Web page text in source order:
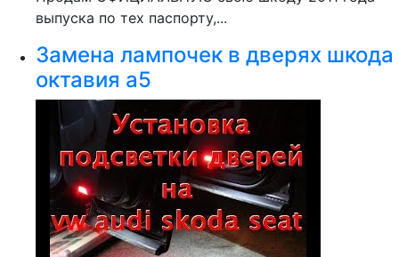
выпуска по тех паспорту,...
Замена лампочек в дверях шкода
октавия а5